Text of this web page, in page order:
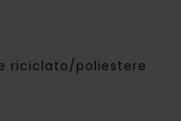
riciclato/poliestere